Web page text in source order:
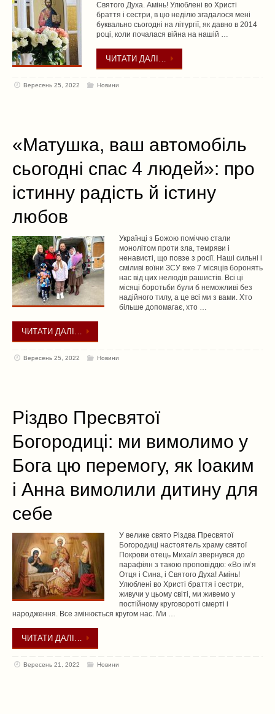
Святого Духа. Амінь! Улюблені во Христі
браття і сестри, в цю неділю згадалося мені
буквально сьогодні на літургії, як давно в 2014
році, коли почалася війна на нашій …
ЧИТАТИ ДАЛІ…
Вересень 25, 2022 Новини
«Матушка, ваш автомобіль
сьогодні спас 4 людей»: про
істинну радість й істину
любов
Українці з Божою поміччю стали
монолітом проти зла, темряви і
ненависті, що повзе з росії. Наші сильні і
сміливі воїни ЗСУ вже 7 місяців боронять
нас від цих нелюдів рашистів. Всі ці
місяці боротьби були б неможливі без
надійного тилу, а це всі ми з вами. Хто
більше допомагає, хто …
ЧИТАТИ ДАЛІ…
Вересень 25, 2022 Новини
Різдво Пресвятої
Богородиці: ми вимолимо у
Бога цю перемогу, як Іоаким
і Анна вимолили дитину для
себе
У велике свято Різдва Пресвятої
Богородиці настоятель храму святої
Покрови отець Михаїл звернувся до
парафіян з такою проповіддю: «Во ім’я
Отця і Сина, і Святого Духа! Амінь!
Улюблені во Христі браття і сестри,
живучи у цьому світі, ми живемо у
постійному круговороті смерті і
народження. Все змінюється кругом нас. Ми …
ЧИТАТИ ДАЛІ…
Вересень 21, 2022 Новини